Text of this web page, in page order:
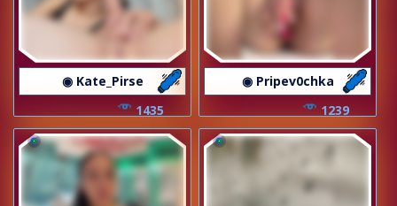
◉ Kate_Pirse
1435
◉ Pripev0chka
1239